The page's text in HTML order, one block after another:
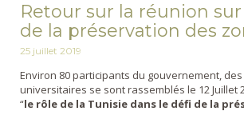
Retour sur la réunion
de la préservation des
25 juillet 2019
Environ 80 participants du gouvernement,
universitaires se sont rassemblés le 12 Juillet
“le rôle de la Tunisie dans le défi de la